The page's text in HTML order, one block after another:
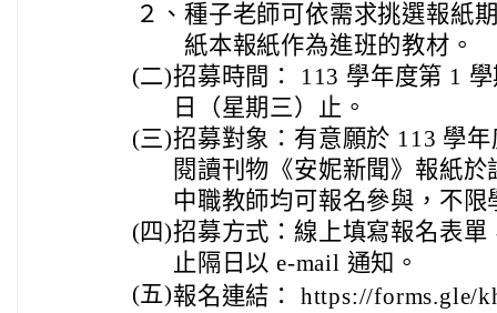
２、 種子老師可依需求挑選報紙
紙本報紙作為進班的教材。
(二)招募時間： 113 學年度第 1
日（星期三）止。
(三)招募對象：有意願於 113 學
閱讀刊物《安妮新聞》報紙
中職教師均可報名參與，不
(四)招募方式：線上填寫報名表
止隔日以 e-mail 通知。
(五)報名連結： https://forms.gle/